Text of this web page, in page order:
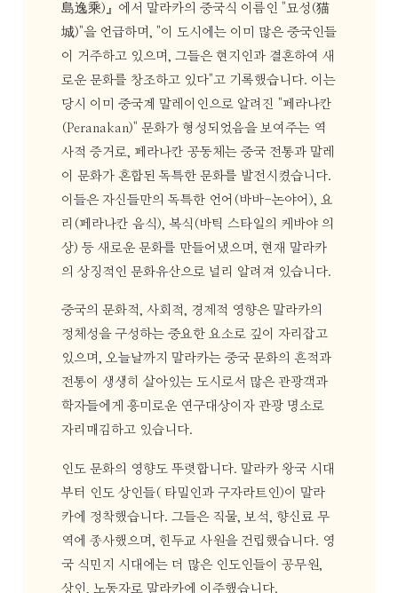
島逸乘)』에서 말라카의 중국식 이름인 "묘성(猫
城)"을 언급하며, "이 도시에는 이미 많은 중국인들
이 거주하고 있으며, 그들은 현지인과 결혼하여 새
로운 문화를 창조하고 있다"고 기록했습니다. 이는
당시 이미 중국계 말레이인으로 알려진 "페라나칸
(Peranakan)" 문화가 형성되었음을 보여주는 역
사적 증거로, 페라나칸 공동체는 중국 전통과 말레
이 문화가 혼합된 독특한 문화를 발전시켰습니다.
이들은 자신들만의 독특한 언어(바바-논야어), 요
리(페라나칸 음식), 복식(바틱 스타일의 케바야 의
상) 등 새로운 문화를 만들어냈으며, 현재 말라카
의 상징적인 문화유산으로 널리 알려져 있습니다.
중국의 문화적, 사회적, 경제적 영향은 말라카의
정체성을 구성하는 중요한 요소로 깊이 자리잡고
있으며, 오늘날까지 말라카는 중국 문화의 흔적과
전통이 생생히 살아있는 도시로서 많은 관광객과
학자들에게 흥미로운 연구대상이자 관광 명소로
자리매김하고 있습니다.
인도 문화의 영향도 뚜렷합니다. 말라카 왕국 시대
부터 인도 상인들( 타밀인과 구자라트인)이 말라
카에 정착했습니다. 그들은 직물, 보석, 향신료 무
역에 종사했으며, 힌두교 사원을 건립했습니다. 영
국 식민지 시대에는 더 많은 인도인들이 공무원,
상인, 노동자로 말라카에 이주했습니다.